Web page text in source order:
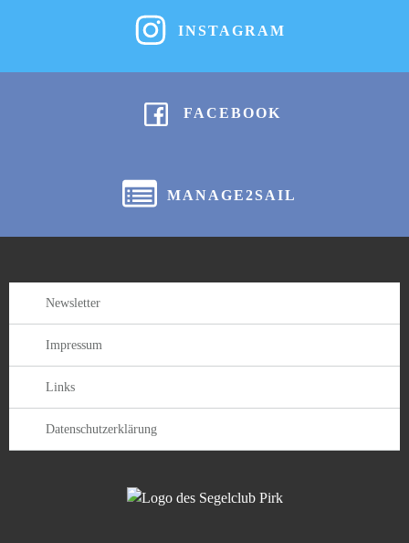
INSTAGRAM
FACEBOOK
MANAGE2SAIL
Newsletter
Impressum
Links
Datenschutzerklärung